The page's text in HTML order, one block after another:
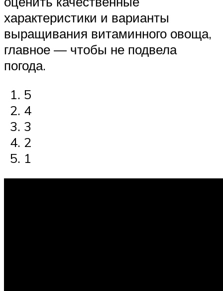
характеристики и варианты
выращивания витаминного овоща,
главное — чтобы не подвела
погода.
5
4
3
2
1